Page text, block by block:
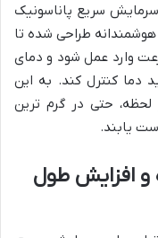
سریع پاناسونیک
طراحی شده تا
وارد عمل شود و دمای
دما کنترل کند. به این
لحظه، حتی در گرم ترین
یابند.
افزایش طول